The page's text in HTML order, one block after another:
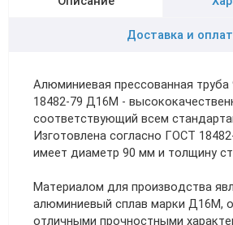
Доставка и
Алюминиевая прессованная
18482-79 Д16М -
соответствующий всем
Изготовлена согласно ГОСТ
имеет диаметр 90 мм и толщину
Материалом для производства
алюминиевый сплав марки Д16М,
отличными прочностными